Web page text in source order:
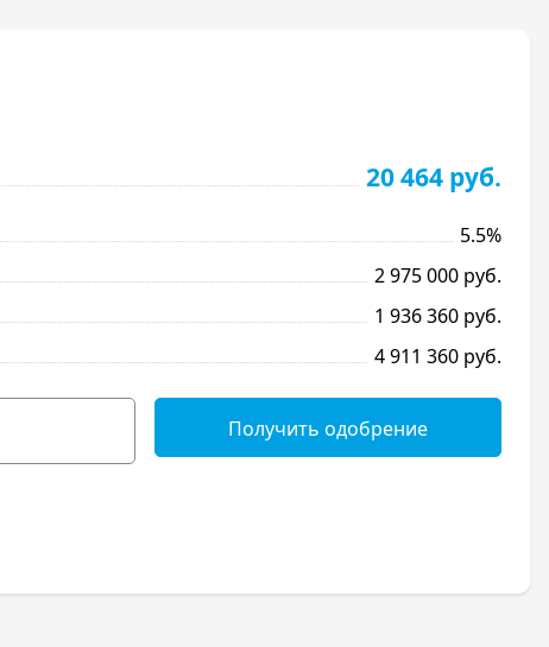
20 464 руб.
5.5%
2 975 000 руб.
1 936 360 руб.
4 911 360 руб.
Получить одобрение